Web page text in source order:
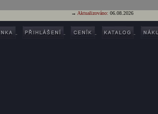
→ Aktualizováno: 06.08.2026